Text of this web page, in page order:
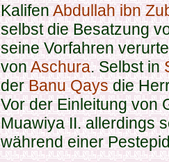
KalifenAbdullah ibn
selbst die Besatzung
seine Vorfahren
vonAschura. Selbst in
derBanu Qaysdie
Vor der Einleitung von
Muawiya II. allerdings
während einer